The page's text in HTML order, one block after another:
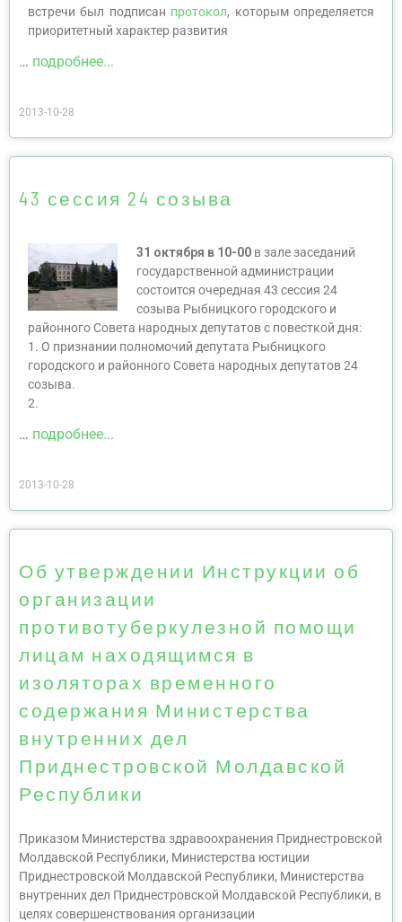
встречи был подписан протокол, которым определяется
приоритетный характер развития
… подробнее...
2013-10-28
43 сессия 24 созыва
31 октября в 10-00 в зале заседаний
государственной администрации
состоится очередная 43 сессия 24
созыва Рыбницкого городского и
районного Совета народных депутатов с повесткой дня:
1. О признании полномочий депутата Рыбницкого
городского и районного Совета народных депутатов 24
созыва.
2.
… подробнее...
2013-10-28
Об утверждении Инструкции об
организации
противотуберкулезной помощи
лицам находящимся в
изоляторах временного
содержания Министерства
внутренних дел
Приднестровской Молдавской
Республики
Приказом Министерства здравоохранения Приднестровской
Молдавской Республики, Министерства юстиции
Приднестровской Молдавской Республики, Министерства
внутренних дел Приднестровской Молдавской Республики, в
целях совершенствования организации